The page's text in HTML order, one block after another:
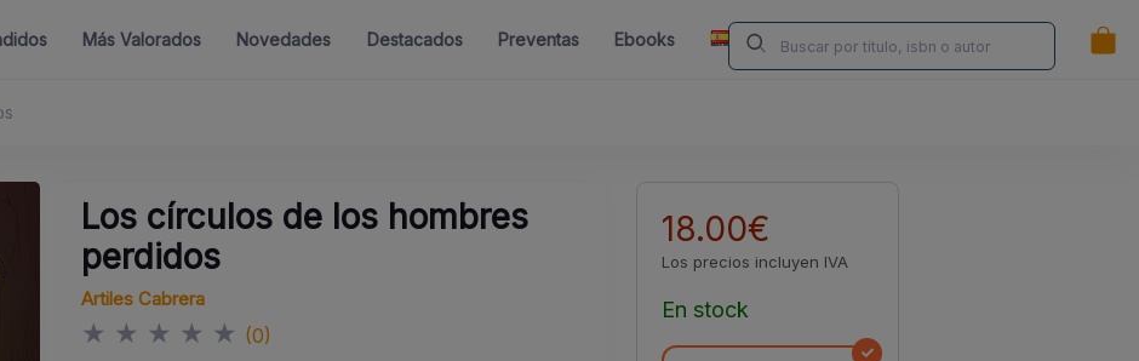
Más Valorados Novedades Destacados Preventas Ebooks Librerías Contacta ¿Eres Autor/a?
ES
Los círculos de los hombres
perdidos
Artiles Cabrera
★ ★ ★ ★ ★ (0)
18.00€
Los precios incluyen IVA
En stock